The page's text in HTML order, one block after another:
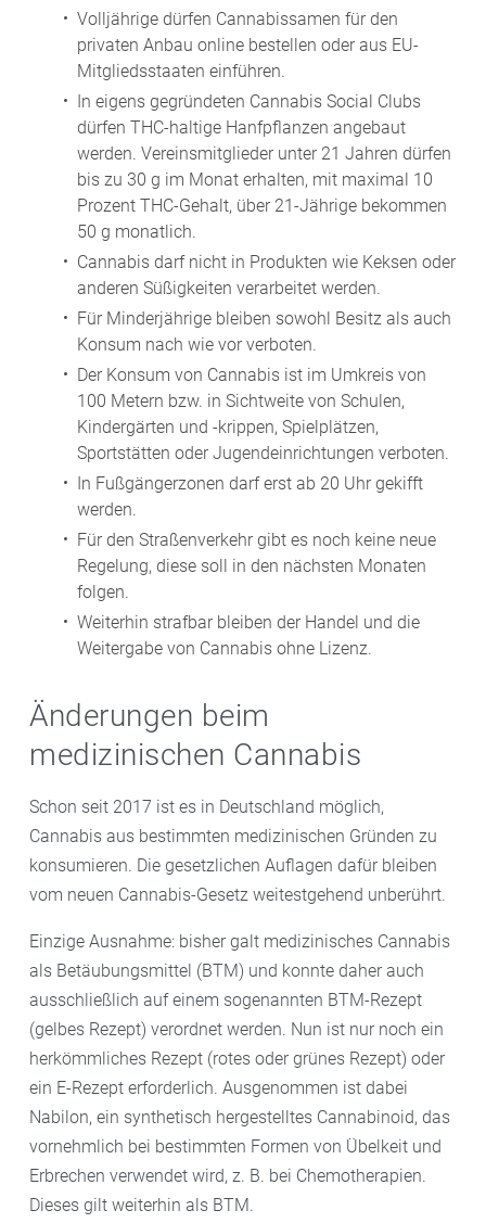
Volljährige dürfen Cannabissamen für den
privaten Anbau online bestellen oder aus EU-
Mitgliedsstaaten einführen.
In eigens gegründeten Cannabis Social Clubs
dürfen THC-haltige Hanfpflanzen angebaut
werden. Vereinsmitglieder unter 21 Jahren dürfen
bis zu 30 g im Monat erhalten, mit maximal 10
Prozent THC-Gehalt, über 21-Jährige bekommen
50 g monatlich.
Cannabis darf nicht in Produkten wie Keksen oder
anderen Süßigkeiten verarbeitet werden.
Für Minderjährige bleiben sowohl Besitz als auch
Konsum nach wie vor verboten.
Der Konsum von Cannabis ist im Umkreis von
100 Metern bzw. in Sichtweite von Schulen,
Kindergärten und -krippen, Spielplätzen,
Sportstätten oder Jugendeinrichtungen verboten.
In Fußgängerzonen darf erst ab 20 Uhr gekifft
werden.
Für den Straßenverkehr gibt es noch keine neue
Regelung, diese soll in den nächsten Monaten
folgen.
Weiterhin strafbar bleiben der Handel und die
Weitergabe von Cannabis ohne Lizenz.
Änderungen beim
medizinischen Cannabis
Schon seit 2017 ist es in Deutschland möglich,
Cannabis aus bestimmten medizinischen Gründen zu
konsumieren. Die gesetzlichen Auflagen dafür bleiben
vom neuen Cannabis-Gesetz weitestgehend unberührt.
Einzige Ausnahme: bisher galt medizinisches Cannabis
als Betäubungsmittel (BTM) und konnte daher auch
ausschließlich auf einem sogenannten BTM-Rezept
(gelbes Rezept) verordnet werden. Nun ist nur noch ein
herkömmliches Rezept (rotes oder grünes Rezept) oder
ein E-Rezept erforderlich. Ausgenommen ist dabei
Nabilon, ein synthetisch hergestelltes Cannabinoid, das
vornehmlich bei bestimmten Formen von Übelkeit und
Erbrechen verwendet wird, z. B. bei Chemotherapien.
Dieses gilt weiterhin als BTM.